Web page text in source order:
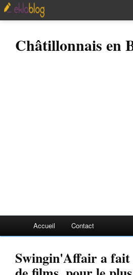
Châtillonnais en
Accueil Contact
Swingin'Affair a fait